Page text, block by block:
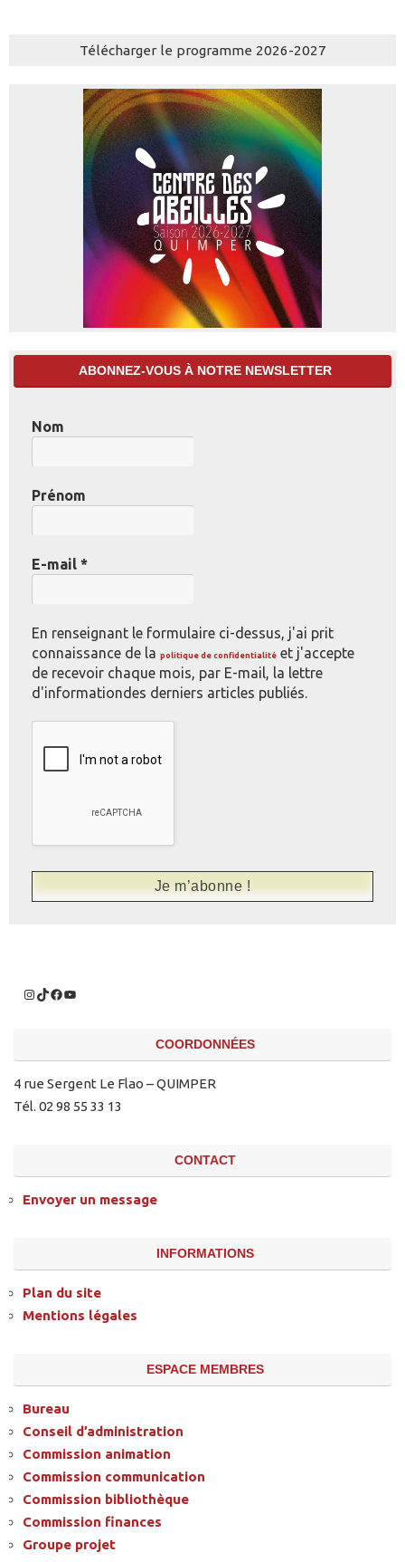
Télécharger le programme 2026-2027
ABONNEZ-VOUS À NOTRE NEWSLETTER
Nom
Prénom
E-mail *
En renseignant le formulaire ci-dessus, j'ai prit
connaissance de la politique de confidentialité et j'accepte
de recevoir chaque mois, par E-mail, la lettre
d'informationdes derniers articles publiés.
COORDONNÉES
4 rue Sergent Le Flao – QUIMPER
Tél. 02 98 55 33 13
CONTACT
Envoyer un message
INFORMATIONS
Plan du site
Mentions légales
ESPACE MEMBRES
Bureau
Conseil d’administration
Commission animation
Commission communication
Commission bibliothèque
Commission finances
Groupe projet